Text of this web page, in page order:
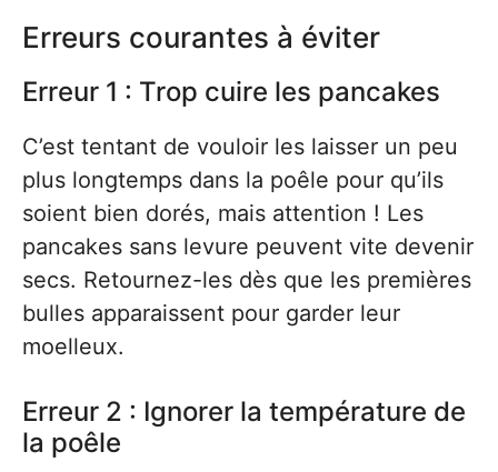
Erreurs courantes à éviter
Erreur 1 : Trop cuire les pancakes
C’est tentant de vouloir les laisser un peu
plus longtemps dans la poêle pour qu’ils
soient bien dorés, mais attention ! Les
pancakes sans levure peuvent vite devenir
secs. Retournez-les dès que les premières
bulles apparaissent pour garder leur
moelleux.
Erreur 2 : Ignorer la température de
la poêle